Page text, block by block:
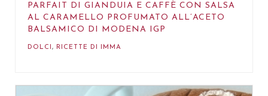
PARFAIT DI GIANDUIA E CAFFÈ CON SALSA
AL CARAMELLO PROFUMATO ALL’ACETO
BALSAMICO DI MODENA IGP
DOLCI , RICETTE DI IMMA